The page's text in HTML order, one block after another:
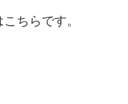
ちらです。